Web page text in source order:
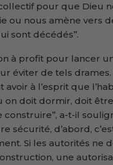
pour que Dieu
ou nous amène vers
sont décédés’’.
à profit pour lancer
éviter de tels drames.
avoir à l’esprit que
on doit dormir, doit
a-t-il
sécurité, d’abord,
Si les autorités ne
une